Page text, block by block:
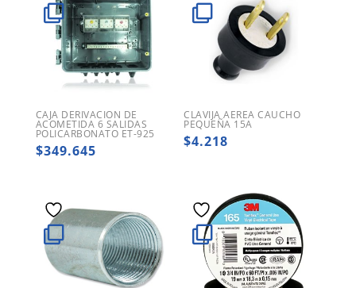
CAJA DERIVACION DE
ACOMETIDA 6 SALIDAS
POLICARBONATO ET-925
$349.645
CLAVIJA AEREA CAUCHO
PEQUEÑA 15A
$4.218